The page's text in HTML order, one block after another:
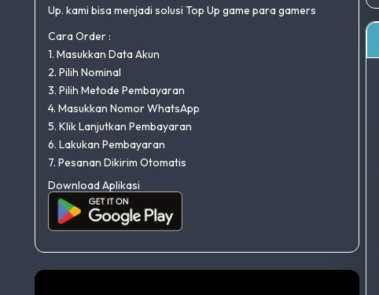
Up. kami bisa menjadi solusi Top Up game para gamers
Cara Order :
1. Masukkan Data Akun
2. Pilih Nominal
3. Pilih Metode Pembayaran
4. Masukkan Nomor WhatsApp
5. Klik Lanjutkan Pembayaran
6. Lakukan Pembayaran
7. Pesanan Dikirim Otomatis
Download Aplikasi